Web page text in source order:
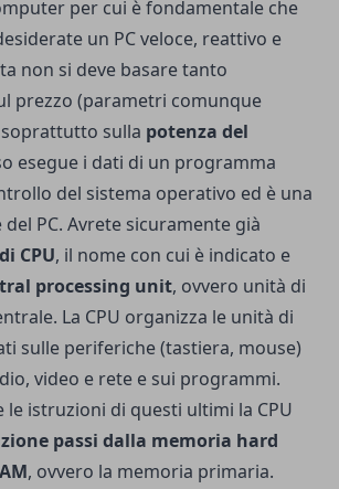
per cui è fondamentale che
un PC veloce, reattivo e
non si deve basare tanto
prezzo (parametri comunque
sulla potenza del
esegue i dati di un programma
del sistema operativo ed è una
PC. Avrete sicuramente già
di CPU, il nome con cui è indicato e
processing unit, ovvero unità di
La CPU organizza le unità di
sulle periferiche (tastiera, mouse)
video e rete e sui programmi.
le istruzioni di questi ultimi la CPU
passi dalla memoria hard
, ovvero la memoria primaria.